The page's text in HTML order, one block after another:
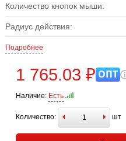
Количество кнопок мыши:
Радиус действия:
Подробнее
1 765.03 ₽ ОПТ
Наличие: Есть
Количество: шт